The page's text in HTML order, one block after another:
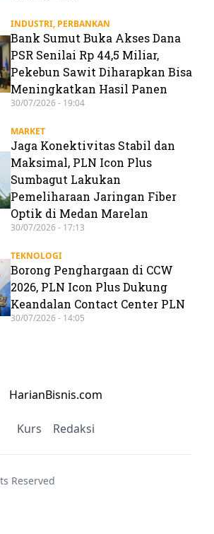
INDUSTRI, PERBANKAN
Bank Sumut Buka Akses Dana
PSR Senilai Rp 44,5 Miliar,
Pekebun Sawit Diharapkan Bisa
Meningkatkan Hasil Panen
30/07/2026 - 19:04
MARKET
Jaga Konektivitas Stabil dan
Maksimal, PLN Icon Plus
Sumbagut Lakukan
Pemeliharaan Jaringan Fiber
Optik di Medan Marelan
30/07/2026 - 17:13
TEKNOLOGI
Borong Penghargaan di CCW
2026, PLN Icon Plus Dukung
Keandalan Contact Center PLN
30/07/2026 - 14:05
HarianBisnis.com
Kurs Redaksi
Reserved